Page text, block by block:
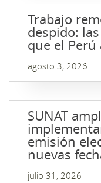
Trabajo
despido:
que el
agosto 3, 2026
SUNAT
emisión
nuevas
julio 31, 2026